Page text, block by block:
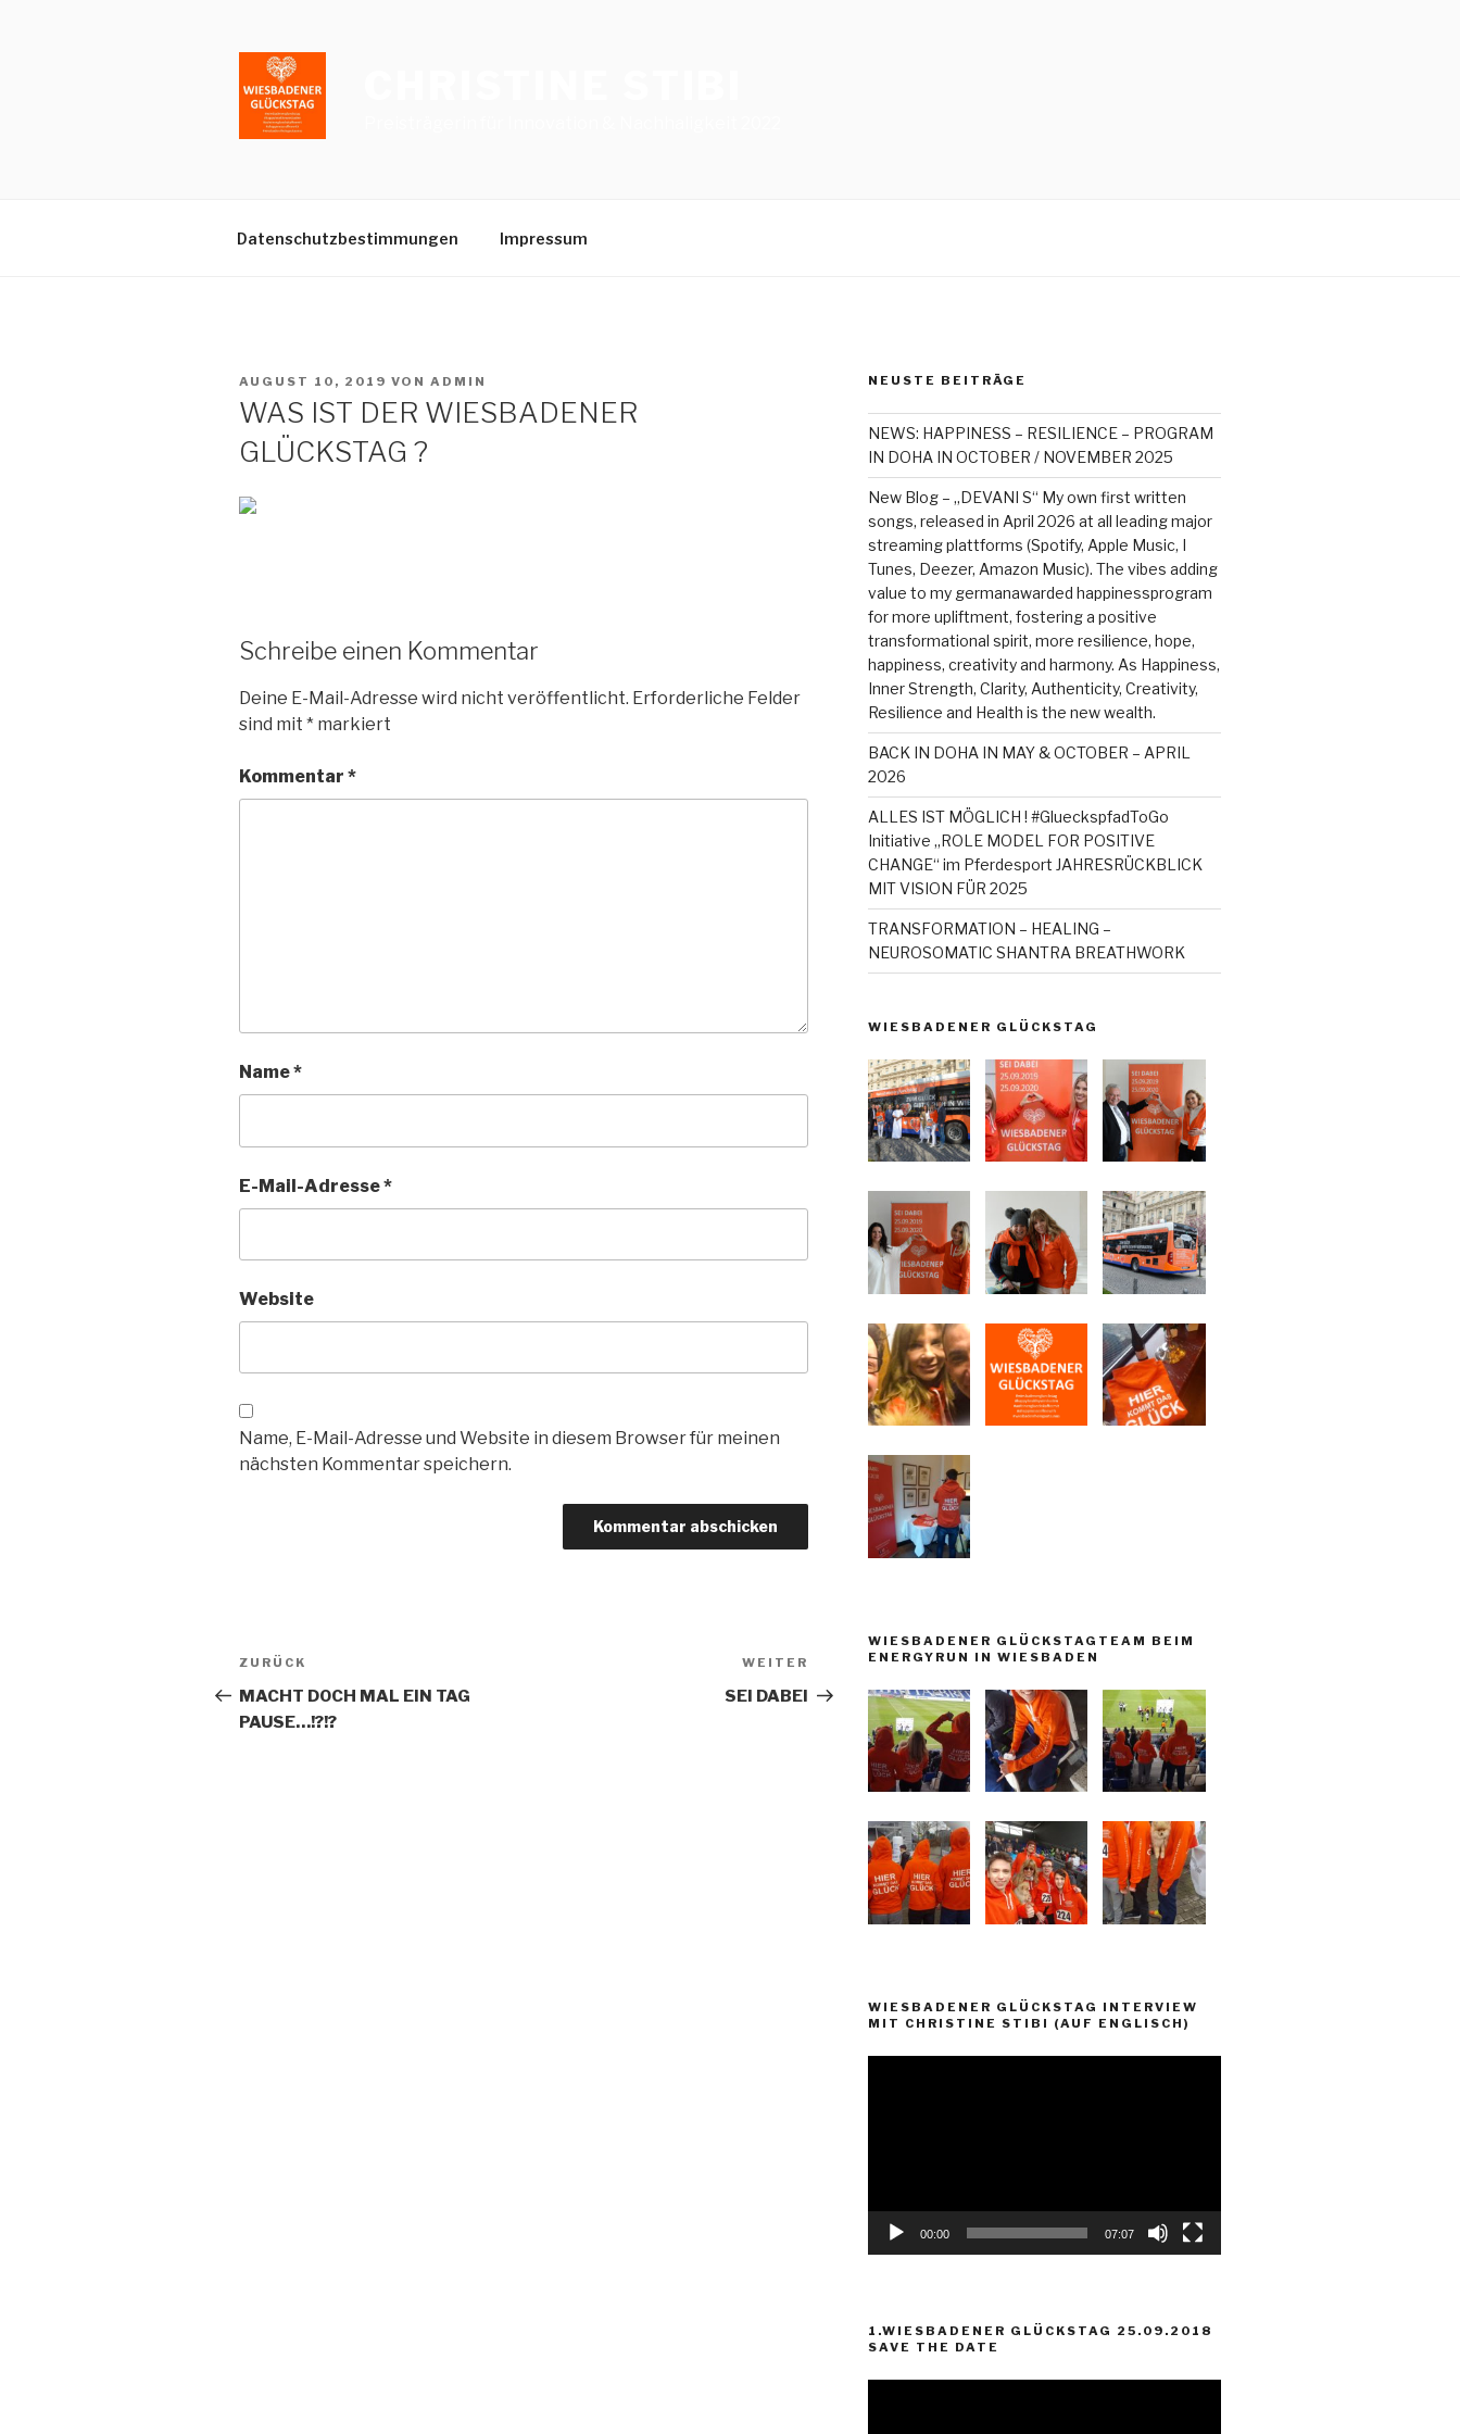
Datenschutzbestimmungen Impressum
VERÖFFENTLICHT
AUGUST 10, 2019 VON ADMIN
WAS IST DER WIESBADENER
GLÜCKSTAG ?
Schreibe einen Kommentar
Deine E-Mail-Adresse wird nicht veröffentlicht. Erforderliche Felder
sind mit * markiert
Kommentar *
Name*
E-Mail-Adresse*
Website
Name, E-Mail-Adresse und Website in diesem Browser für meinen
nächsten Kommentar speichern.
Beitragsnavigation
Vorheriger
Beitrag
ZURÜCK
MACHT DOCH MAL EIN TAG
PAUSE…!?!?
Nächster
Beitrag
WEITER
SEI DABEI
NEUSTE BEITRÄGE
NEWS: HAPPINESS – RESILIENCE – PROGRAM
IN DOHA IN OCTOBER / NOVEMBER 2025
New Blog – „DEVANI S“ My own first written
songs, released in April 2026 at all leading major
streaming plattforms (Spotify, Apple Music, I
Tunes, Deezer, Amazon Music). The vibes adding
value to my germanawarded happinessprogram
for more upliftment, fostering a positive
transformational spirit, more resilience, hope,
happiness, creativity and harmony. As Happiness,
Inner Strength, Clarity, Authenticity, Creativity,
Resilience and Health is the new wealth.
BACK IN DOHA IN MAY & OCTOBER – APRIL
2026
ALLES IST MÖGLICH ! #GlueckspfadToGo
Initiative „ROLE MODEL FOR POSITIVE
CHANGE“ im Pferdesport JAHRESRÜCKBLICK
MIT VISION FÜR 2025
TRANSFORMATION – HEALING –
NEUROSOMATIC SHANTRA BREATHWORK
WIESBADENER GLÜCKSTAG
WIESBADENER GLÜCKSTAGTEAM BEIM
ENERGYRUN IN WIESBADEN
WIESBADENER GLÜCKSTAG INTERVIEW
MIT CHRISTINE STIBI (AUF ENGLISCH)
00:00 07:07
1.WIESBADENER GLÜCKSTAG 25.09.2018
SAVE THE DATE